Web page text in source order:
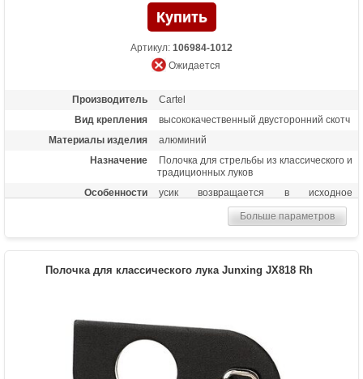
Артикул: 106984-1012
Ожидается
Производитель
Cartel
Вид крепления
высококачественный двусторонний скотч
Материалы изделия
алюминий
Назначение
Полочка для стрельбы из классического и
традиционных луков
Особенности
усик возвращается в исходное
положение магнитом
Больше параметров
Полочка для классического лука Junxing JX818 Rh